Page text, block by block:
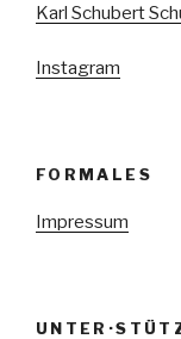
Karl Schubert
Instagram
FORMALES
Impressum